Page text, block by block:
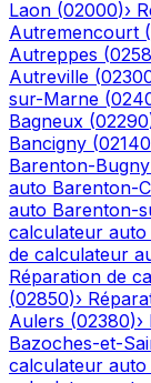
Laon (02000)›
Autremencourt (
Autreppes (
Autreville (
sur-Marne (
Bagneux (02290
Bancigny (02140
Barenton-Bugny
auto Barenton-
auto Barenton-
calculateur auto
de calculateur
Réparation de
(02850)›
Aulers (02380)›
Bazoches-et-
calculateur auto